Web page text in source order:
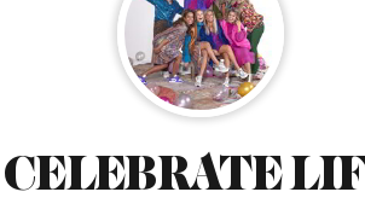
CELEBRATE